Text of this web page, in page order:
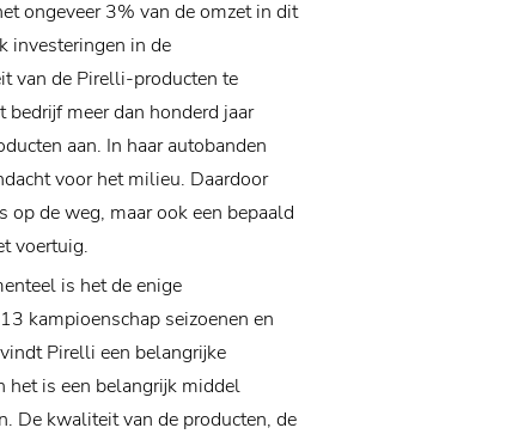
ongeveer 3% van de omzet in dit
investeringen in de
van de Pirelli-producten te
meer dan honderd jaar
aan. In haar autobanden
voor het milieu. Daardoor
de weg, maar ook een bepaald
voertuig.
is het de enige
kampioenschap seizoenen en
Pirelli een belangrijke
het is een belangrijk middel
De kwaliteit van de producten, de